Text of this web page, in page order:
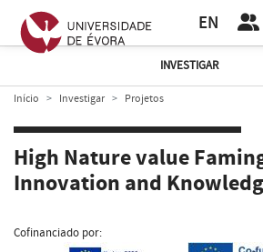
EN
INVESTIGAR
Início Investigar Projetos
High Nature value
Innovation and
Cofinanciado por: